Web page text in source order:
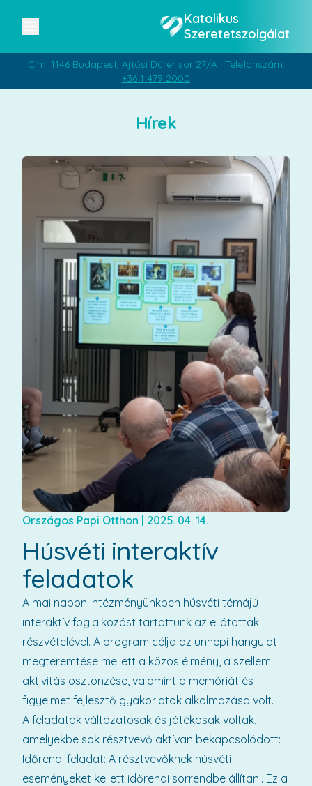
Katolikus
Szeretetszolgálat
Cím: 1146 Budapest, Ajtósi Dürer sor 27/A | Telefonszám:
+36 1 479 2000
Hírek
Országos Papi Otthon 2025. 04. 14.
Húsvéti interaktív
feladatok
A mai napon intézményünkben húsvéti témájú
interaktív foglalkozást tartottunk az ellátottak
részvételével. A program célja az ünnepi hangulat
megteremtése mellett a közös élmény, a szellemi
aktivitás ösztönzése, valamint a memóriát és
figyelmet fejlesztő gyakorlatok alkalmazása volt.
A feladatok változatosak és játékosak voltak,
amelyekbe sok résztvevő aktívan bekapcsolódott:
Időrendi feladat: A résztvevőknek húsvéti
eseményeket kellett időrendi sorrendbe állítani. Ez a